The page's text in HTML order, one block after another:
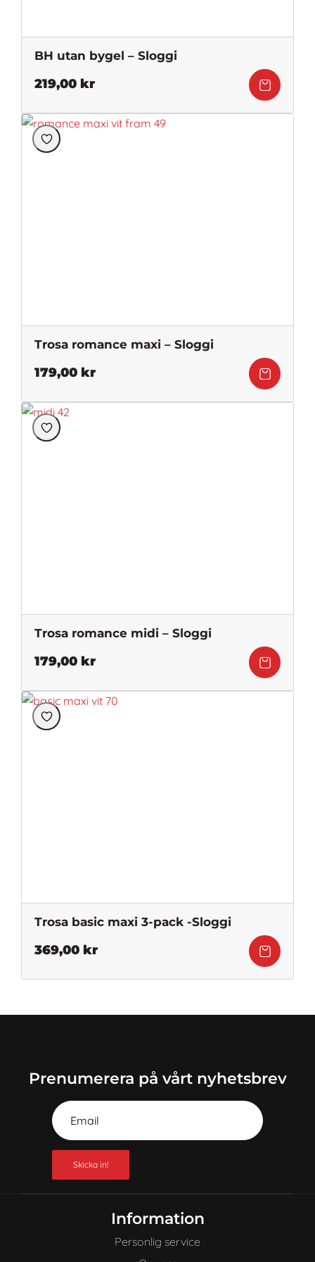
BH utan bygel – Sloggi
219,00 kr
Trosa romance maxi – Sloggi
179,00 kr
Trosa romance midi – Sloggi
179,00 kr
Trosa basic maxi 3-pack -Sloggi
369,00 kr
Prenumerera på vårt nyhetsbrev
Skicka in!
Information
Personlig service